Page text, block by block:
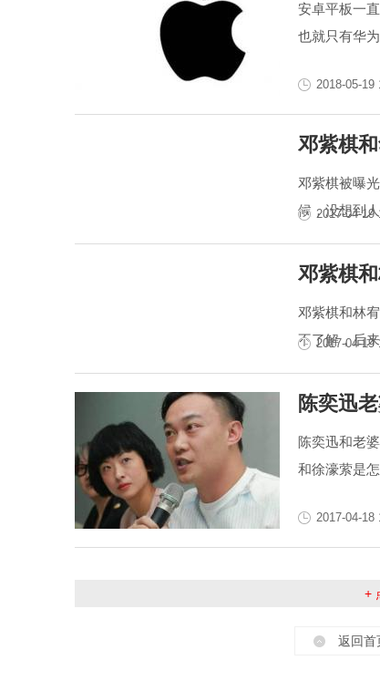
安卓平板一
也就只有华
2018-05-19
邓紫棋
邓紫棋被曝
候，没想到
2017-04-19
邓紫棋
邓紫棋和林
不了解，后
2017-04-19
陈奕迅
陈奕迅和老
和徐濠萦是
2017-04-18
+
返回首